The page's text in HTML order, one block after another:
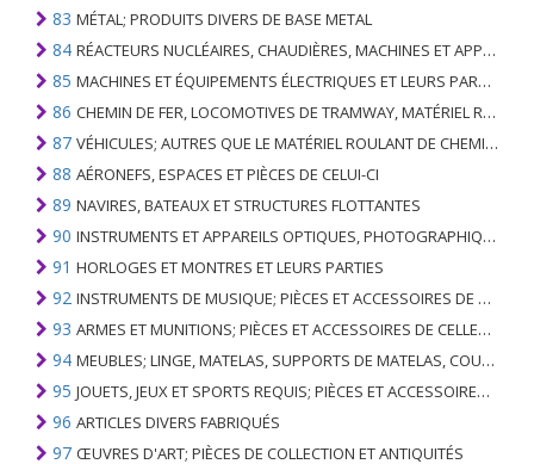
83 MÉTAL; PRODUITS DIVERS DE BASE METAL
84 RÉACTEURS NUCLÉAIRES, CHAUDIÈRES, MACHINES ET APPAREILS MÉCANIQUES; PARTIES DE CELLES-CI
85 MACHINES ET ÉQUIPEMENTS ÉLECTRIQUES ET LEURS PARTIES; ENREGISTREURS ET REPRODUCTEURS SONORES; APPAREILS D'ENREGISTREMENT OU DE REPRODUCTION DES IMAGES ET DU SON EN TÉLÉVISION, PIÈCES ET ACCESSOIRES DE TELS ARTICLES
86 CHEMIN DE FER, LOCOMOTIVES DE TRAMWAY, MATÉRIEL ROULANT ET LEURS PARTIES; RACCORDS DE CHEMIN DE FER OU DE TRAMWAY ET RACCORDS ET PIÈCES DE CELLES-CI; ÉQUIPEMENT DE SIGNALISATION DE TRAFIC MÉCANIQUE (Y COMPRIS ÉLECTRO-MÉCANIQUE) DE TOUS TYPES
87 VÉHICULES; AUTRES QUE LE MATÉRIEL ROULANT DE CHEMIN DE FER OU DE TRAMWAY, ET LEURS PIÈCES ET ACCESSOIRES
88 AÉRONEFS, ESPACES ET PIÈCES DE CELUI-CI
89 NAVIRES, BATEAUX ET STRUCTURES FLOTTANTES
90 INSTRUMENTS ET APPAREILS OPTIQUES, PHOTOGRAPHIQUES, CINÉMATOGRAPHIQUES, DE MESURE, DE CONTRÔLE, DE MÉDECINE OU DE CHIRURGIE; PIÈCES ET ACCESSOIRES
91 HORLOGES ET MONTRES ET LEURS PARTIES
92 INSTRUMENTS DE MUSIQUE; PIÈCES ET ACCESSOIRES DE TELS ARTICLES
93 ARMES ET MUNITIONS; PIÈCES ET ACCESSOIRES DE CELLES-CI
94 MEUBLES; LINGE, MATELAS, SUPPORTS DE MATELAS, COUSSINS ET AMEUBLEMENT SIMILAIRE FARCI; LAMPES ET RACCORDS D'ÉCLAIRAGE, N.E.C .; SIGNES LUMINEUSES, PLAQUES DE NOMS LUMINEUSES ET SIMILAIRES; BÂTIMENTS PRÉFABRIQUÉS
95 JOUETS, JEUX ET SPORTS REQUIS; PIÈCES ET ACCESSOIRES DE CELLES-CI
96 ARTICLES DIVERS FABRIQUÉS
97 ŒUVRES D'ART; PIÈCES DE COLLECTION ET ANTIQUITÉS